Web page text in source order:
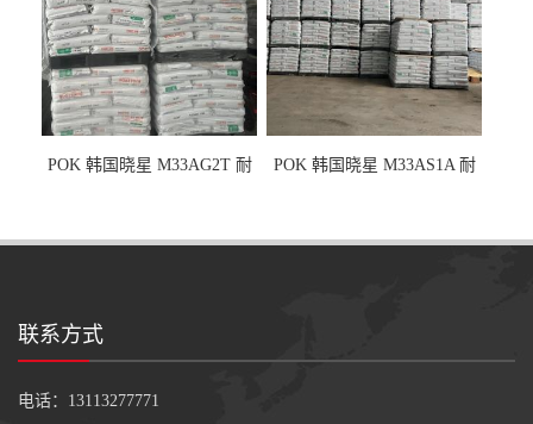
POK 韩国晓星 M33AG2T 耐
POK 韩国晓星 M33AS1A 耐
联系方式
电话：13113277771